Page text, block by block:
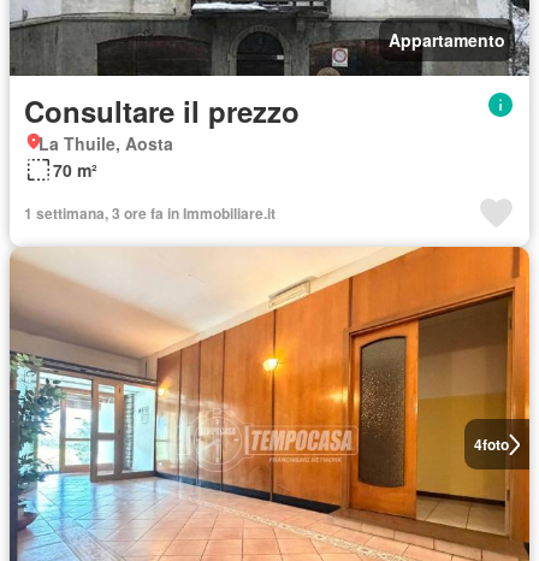
Appartamento
Consultare il prezzo
La Thuile, Aosta
70 m²
1 settimana, 3 ore fa in Immobiliare.it
4foto